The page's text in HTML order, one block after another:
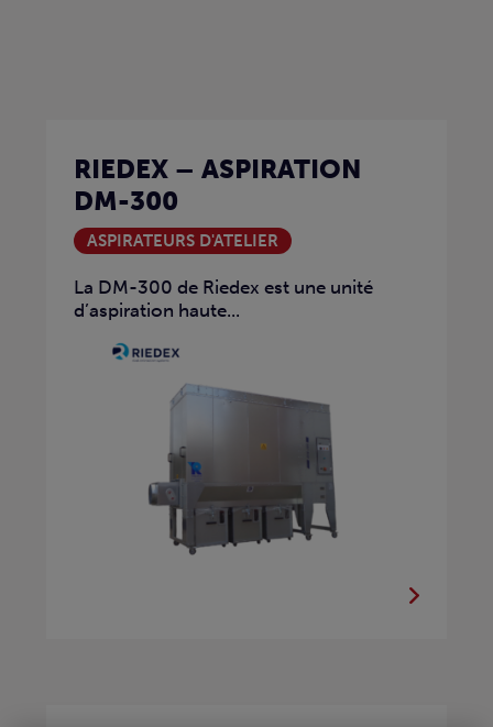
RIEDEX – ASPIRATION
DM-300
ASPIRATEURS D'ATELIER
La DM-300 de Riedex est une unité
d’aspiration haute...